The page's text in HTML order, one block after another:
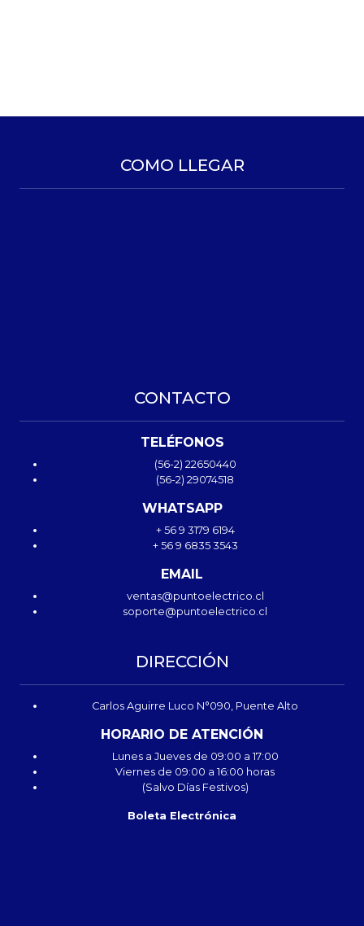
COMO LLEGAR
CONTACTO
TELÉFONOS
(56-2) 22650440
(56-2) 29074518
WHATSAPP
+ 56 9 3179 6194
+ 56 9 6835 3543
EMAIL
ventas@puntoelectrico.cl
soporte@puntoelectrico.cl
DIRECCIÓN
Carlos Aguirre Luco N°090, Puente Alto
HORARIO DE ATENCIÓN
Lunes a Jueves de 09:00 a 17:00
Viernes de 09:00 a 16:00 horas
(Salvo Días Festivos)
Boleta Electrónica